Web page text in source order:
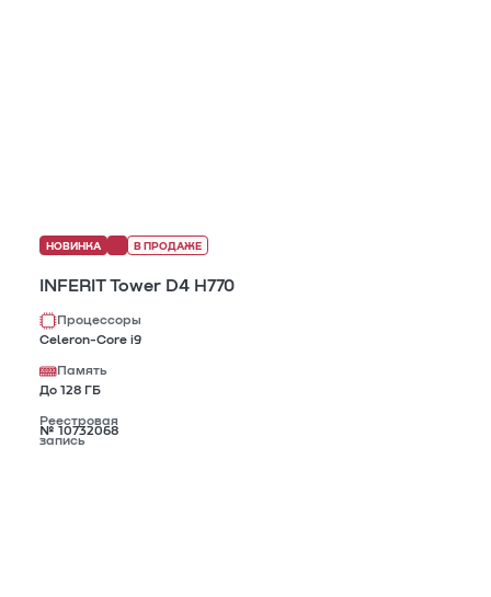
НОВИНКА В ПРОДАЖЕ
INFERIT Tower D4 H770
Процессоры
Celeron-Core i9
Память
До 128 ГБ
Реестровая
запись
№ 10732068